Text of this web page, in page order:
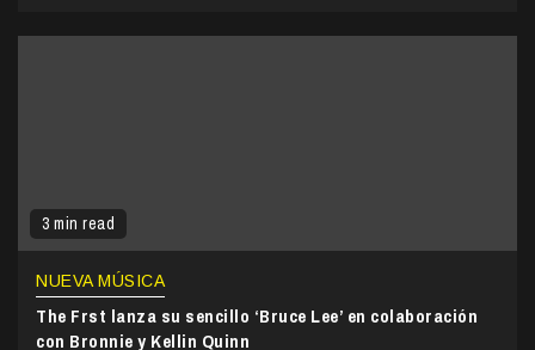
3 min read
NUEVA MÚSICA
The Frst lanza su sencillo ‘Bruce Lee’ en colaboración
con Bronnie y Kellin Quinn